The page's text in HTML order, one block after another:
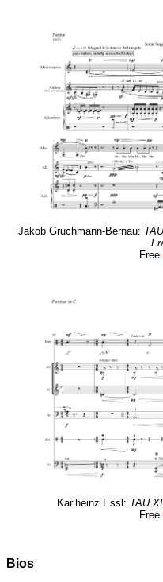
Jakob Gruchmann-Bernau:
Free
Karlheinz Essl: TAU
Free
Bios